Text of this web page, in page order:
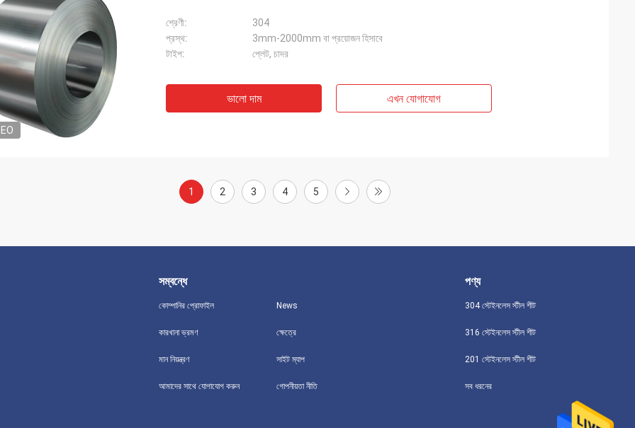
শ্রেণী:
304
প্রস্থ:
3mm-2000mm বা প্রয়োজন হিসাবে
টাইপ:
প্লেট, চাদর
ভালো দাম এখন যোগাযোগ
1 2 3 4 5
সম্বন্ধে
কোম্পানির প্রোফাইল
কারখানা ভ্রমণ
মান নিয়ন্ত্রণ
আমাদের সাথে যোগাযোগ করুন
News
ক্ষেত্রে
সাইট ম্যাপ
গোপনীয়তা নীতি
পণ্য
304 স্টেইনলেস স্টীল শীট
316 স্টেইনলেস স্টীল শীট
201 স্টেইনলেস স্টীল শীট
সব ধরনের